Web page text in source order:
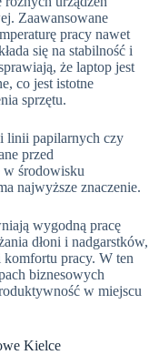
Zaawansowane
pracy nawet
się na stabilność i
że laptop jest
co jest istotne
sprzętu.
linii papilarnych czy
przed
w środowisku
najwyższe znaczenie.
wygodną pracę
dłoni i nadgarstków,
pracy. W ten
biznesowych
w miejscu
Kielce